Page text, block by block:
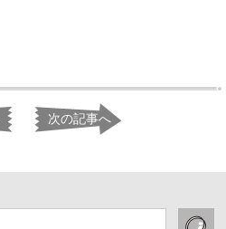
次の記事へ